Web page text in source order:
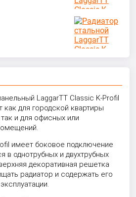
LaggarTT Classic K-Profil
как для городской квартиры
и для офисных или
имеет боковое подключение
в однотрубных и двухтрубных
декоративная решетка
радиатор и содержать его